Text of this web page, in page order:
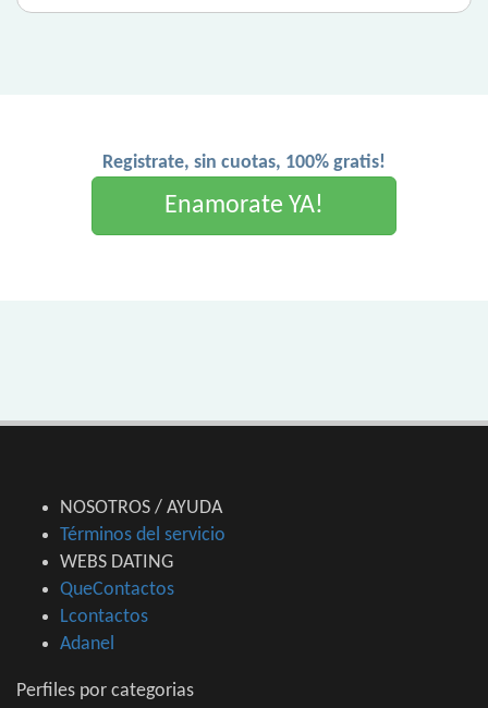
Registrate, sin cuotas, 100% gratis!
Enamorate YA!
NOSOTROS / AYUDA
Términos del servicio
WEBS DATING
QueContactos
Lcontactos
Adanel
Perfiles por categorias